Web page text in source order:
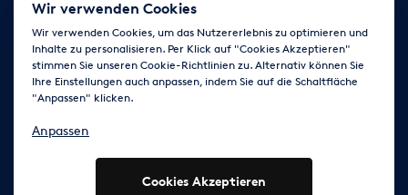
Jobs Kontakt News
AGB
Impressum Cookie-Einstellungen ändern
Folge uns auf
Wir verwenden Cookies
Wir verwenden Cookies, um das Nutzererlebnis zu optimieren und
Inhalte zu personalisieren. Per Klick auf "Cookies Akzeptieren"
stimmen Sie unseren Cookie-Richtlinien zu. Alternativ können Sie
Ihre Einstellungen auch anpassen, indem Sie auf die Schaltfläche
"Anpassen" klicken.
Anpassen
Cookies Akzeptieren